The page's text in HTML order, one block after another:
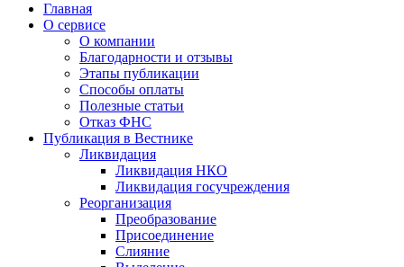
Главная
О сервисе
О компании
Благодарности и отзывы
Этапы публикации
Способы оплаты
Полезные статьи
Отказ ФНС
Публикация в Вестнике
Ликвидация
Ликвидация НКО
Ликвидация госучреждения
Реорганизация
Преобразование
Присоединение
Слияние